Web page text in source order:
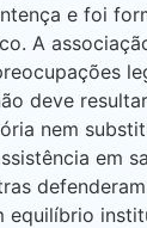
e foi
A
deve
nem
em
equilíbrio